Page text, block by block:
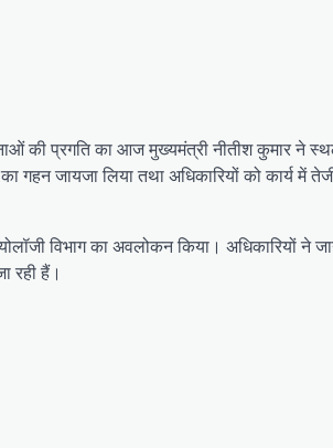
की प्रगति का आज मुख्यमंत्री नीतीश कुमार ने
गहन जायजा लिया तथा अधिकारियों को कार्य में
विभाग का अवलोकन किया। अधिकारियों ने
रही हैं।